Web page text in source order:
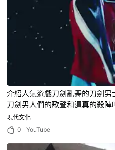
介紹人氣遊戲刀劍亂舞的刀劍
刀劍男人們的歌聲和逼真的殺陣
現代文化
0
YouTube